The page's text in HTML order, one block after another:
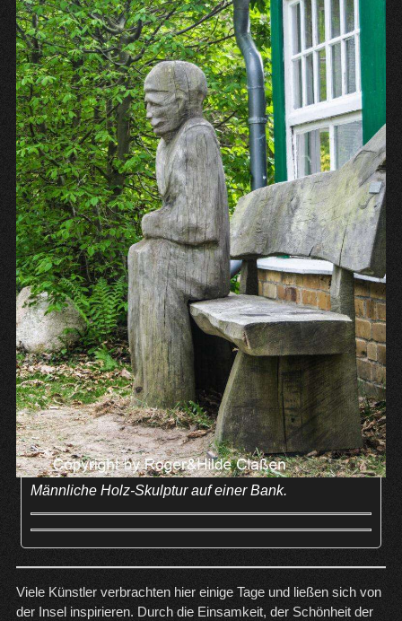
Männliche Holz-Skulptur auf einer Bank.
Viele Künstler verbrachten hier einige Tage und ließen sich von
der Insel inspirieren. Durch die Einsamkeit, der Schönheit der